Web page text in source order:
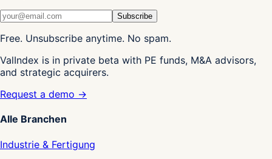
Subscribe
Free. Unsubscribe anytime. No spam.
ValIndex is in private beta with PE funds, M&A advisors,
and strategic acquirers.
Request a demo →
Alle Branchen
Industrie & Fertigung